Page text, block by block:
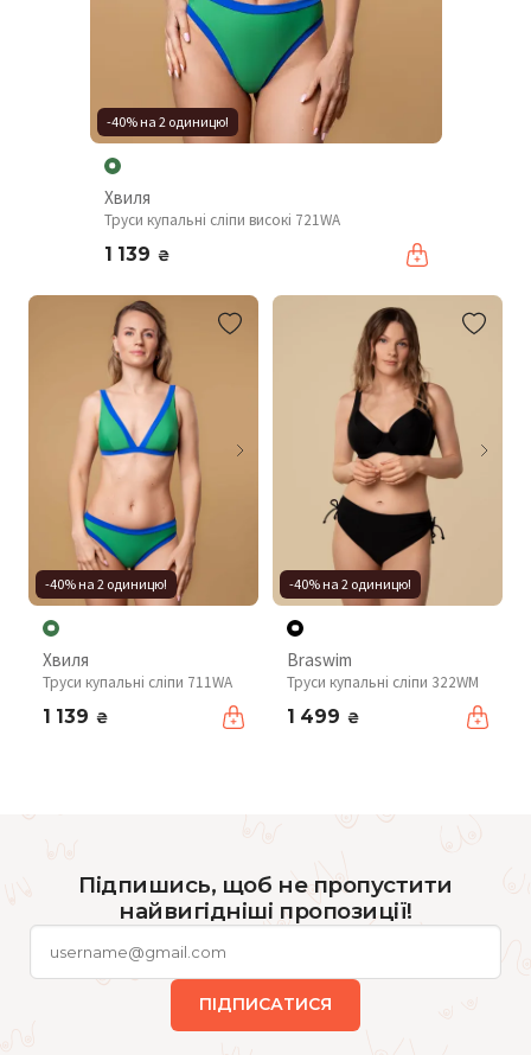
-40% на 2 одиницю!
Хвиля
Труси купальні сліпи високі 721WA
1 139 ₴
-40% на 2 одиницю!
Хвиля
Труси купальні сліпи 711WA
1 139 ₴
-40% на 2 одиницю!
Braswim
Труси купальні сліпи 322WM
1 499 ₴
Підпишись, щоб не пропустити
найвигідніші пропозиції!
ПІДПИСАТИСЯ